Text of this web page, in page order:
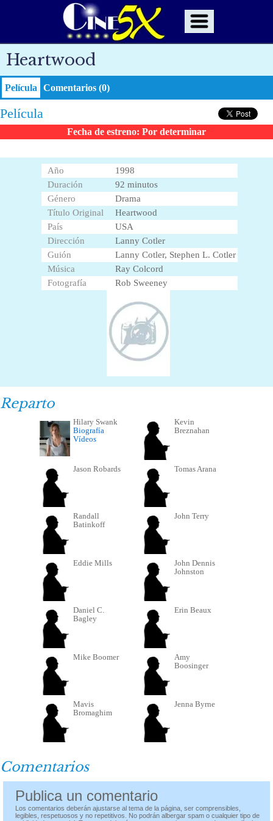
Heartwood
Película Comentarios (0)
Película
Fecha de estreno: Por determinar
Año
1998
Duración
92 minutos
Género
Drama
Título Original
Heartwood
País
USA
Dirección
Lanny Cotler
Guión
Lanny Cotler, Stephen L. Cotler
Música
Ray Colcord
Fotografía
Rob Sweeney
Reparto
Hilary Swank
Biografía
Vídeos
Kevin
Breznahan
Jason Robards Tomas Arana
Randall
Batinkoff
John Terry
Eddie Mills
John Dennis
Johnston
Daniel C.
Bagley
Erin Beaux
Mike Boomer
Amy
Boosinger
Mavis
Bromaghim
Jenna Byrne
Comentarios
Publica un comentario
Los comentarios deberán ajustarse al tema de la página, ser comprensibles,
legibles, respetuosos y no repetitivos. No podrán albergar spam o cualquier tipo de